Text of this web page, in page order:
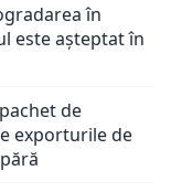
în
este așteptat în
de
exporturile de